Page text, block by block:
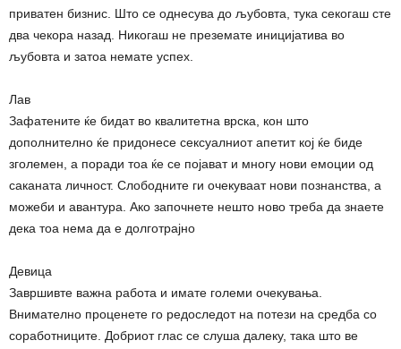
приватен бизнис. Што се однесува до љубовта, тука секогаш сте
два чекора назад. Никогаш не преземате иницијатива во
љубовта и затоа немате успех.
Лав
Зафатените ќе бидат во квалитетна врска, кон што
дополнително ќе придонесе сексуалниот апетит кој ќе биде
зголемен, а поради тоа ќе се појават и многу нови емоции од
саканата личност. Слободните ги очекуваат нови познанства, а
можеби и авантура. Ако започнете нешто ново треба да знаете
дека тоа нема да е долготрајно
Девица
Завршивте важна работа и имате големи очекувања.
Внимателно проценете го редоследот на потези на средба со
соработниците. Добриот глас се слуша далеку, така што ве